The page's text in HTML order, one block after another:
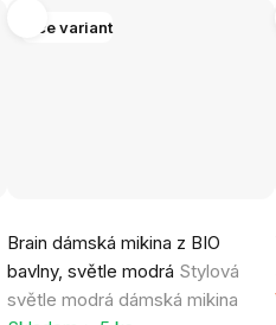
Více variant
Brain dámská mikina z BIO
bavlny, světle modrá Stylová
světle modrá dámská mikina